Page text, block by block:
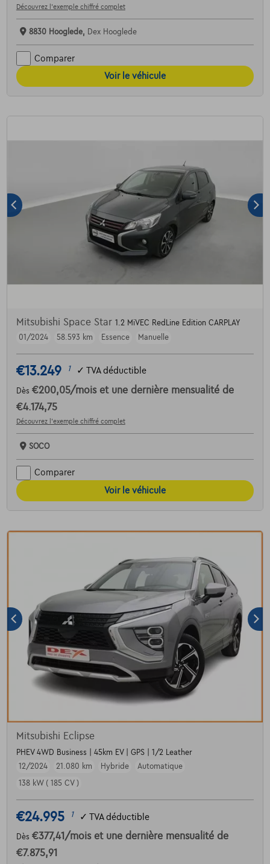
Découvrez l’exemple chiffré complet
8830 Hooglede, Dex Hooglede
Comparer
Voir le véhicule
Mitsubishi Space Star 1.2 MiVEC RedLine Edition CARPLAY
01/2024
58.593 km Essence Manuelle
€13.249 1 ✓ TVA déductible
Dès €200,05/mois et une dernière mensualité de
€4.174,75
Découvrez l’exemple chiffré complet
SOCO
Comparer
Voir le véhicule
Mitsubishi Eclipse
PHEV 4WD Business | 45km EV | GPS | 1/2 Leather
12/2024
21.080 km Hybride
Automatique
138 kW ( 185 CV )
€24.995 1 ✓ TVA déductible
Dès €377,41 /mois et une dernière mensualité de
€7.875,91